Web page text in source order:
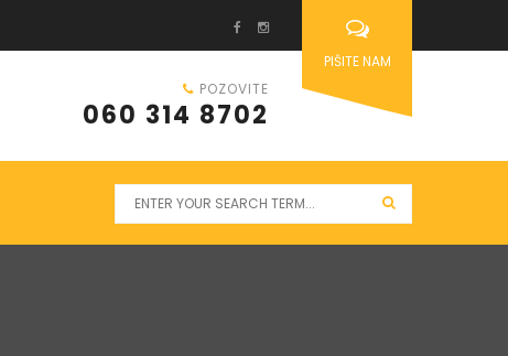
POZOVITE
060 314 8702
PIŠITE NAM